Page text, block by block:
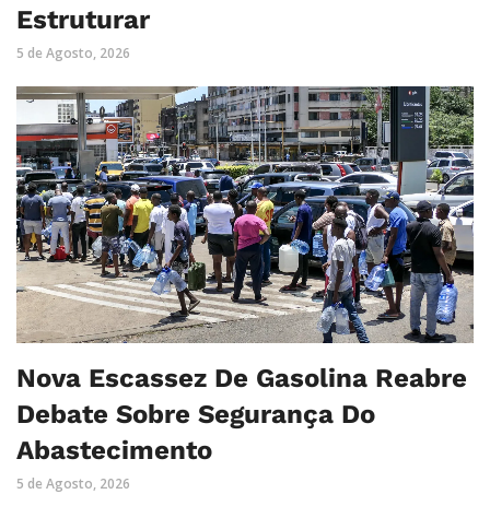
Estruturar
5 de Agosto, 2026
Nova Escassez De Gasolina Reabre
Debate Sobre Segurança Do
Abastecimento
5 de Agosto, 2026